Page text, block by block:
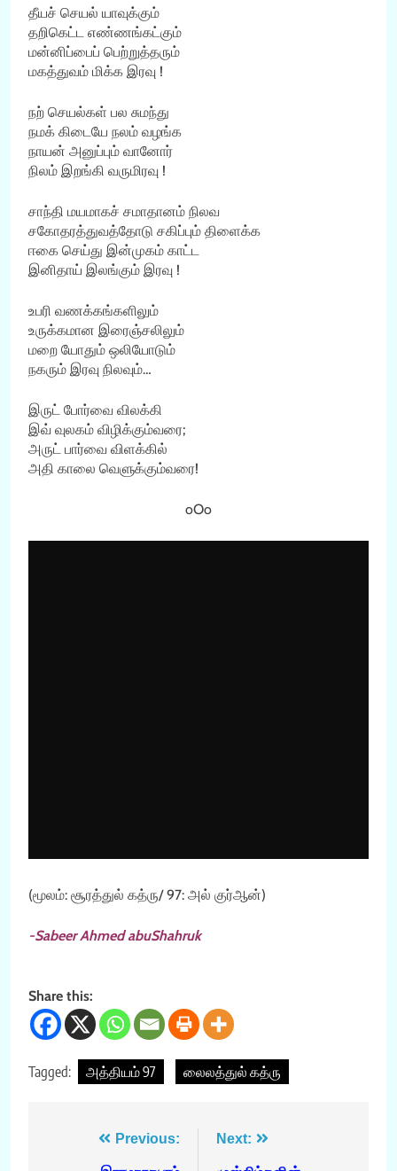
தீயச் செயல் யாவுக்கும்
தறிகெட்ட எண்ணங்கட்கும்
மன்னிப்பைப் பெற்றுத்தரும்
மகத்துவம் மிக்க இரவு !
நற் செயல்கள் பல சுமந்து
நமக் கிடையே நலம் வழங்க
நாயன் அனுப்பும் வானோர்
நிலம் இறங்கி வருமிரவு !
சாந்தி மயமாகச் சமாதானம் நிலவ
சகோதரத்துவத்தோடு சகிப்பும் திளைக்க
ஈகை செய்து இன்முகம் காட்ட
இனிதாய் இலங்கும் இரவு !
உபரி வணக்கங்களிலும்
உருக்கமான இரைஞ்சலிலும்
மறை யோதும் ஒலியோடும்
நகரும் இரவு நிலவும்…
இருட் போர்வை விலக்கி
இவ் வுலகம் விழிக்கும்வரை;
அருட் பார்வை விளக்கில்
அதி காலை வெளுக்கும்வரை!
oOo
(மூலம்: சூரத்துல் கத்ரு/ 97: அல் குர்ஆன்)
-Sabeer Ahmed abuShahruk
Share this:
Tagged: அத்தியம் 97 லைலத்துல் கத்ரு
Previous: Next: